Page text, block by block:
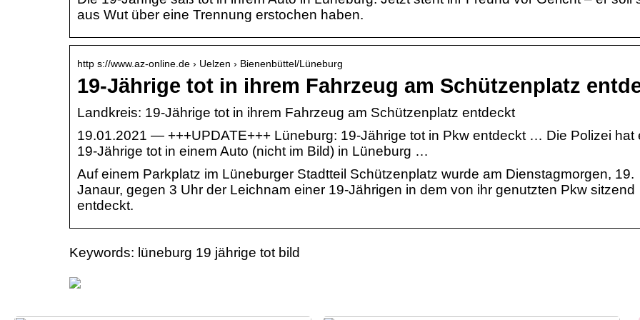
aus Wut über eine Trennung erstochen haben.
http s://www.az-online.de › Uelzen › Bienenbüttel/Lüneburg
19-Jährige tot in ihrem Fahrzeug am Schützenplatz
Landkreis: 19-Jährige tot in ihrem Fahrzeug am Schützenplatz entdeckt
19.01.2021 — +++UPDATE+++ Lüneburg: 19-Jährige tot in Pkw entdeckt … Die Polizei hat
19-Jährige tot in einem Auto (nicht im Bild) in Lüneburg …
Auf einem Parkplatz im Lüneburger Stadtteil Schützenplatz wurde am Dienstagmorgen, 19.
Janaur, gegen 3 Uhr der Leichnam einer 19-Jährigen in dem von ihr genutzten Pkw sitzend
entdeckt.
Keywords: lüneburg 19 jährige tot bild